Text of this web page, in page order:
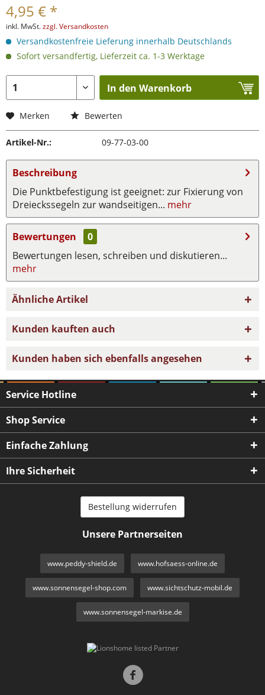
4,95 € *
inkl. MwSt.zzgl. Versandkosten
Versandkostenfreie Lieferung innerhalb Deutschlands
Sofort versandfertig, Lieferzeit ca. 1-3 Werktage
In den Warenkorb
Merken Bewerten
Artikel-Nr.: 09-77-03-00
Beschreibung
Die Punktbefestigung ist geeignet: zur Fixierung von
Dreieckssegeln zur wandseitigen... mehr
Bewertungen
0
Bewertungen lesen, schreiben und diskutieren...
mehr
Ähnliche Artikel
Kunden kauften auch
Kunden haben sich ebenfalls angesehen
Service Hotline
Shop Service
Einfache Zahlung
Ihre Sicherheit
Bestellung widerrufen
Unsere Partnerseiten
www.peddy-shield.de www.hofsaess-online.de
www.sonnensegel-shop.com www.sichtschutz-mobil.de
www.sonnensegel-markise.de